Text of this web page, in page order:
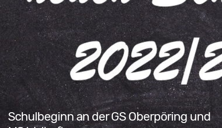
Schulbeginn an der GS Oberpöring und